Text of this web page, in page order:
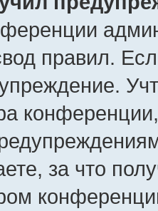
правил.
за что